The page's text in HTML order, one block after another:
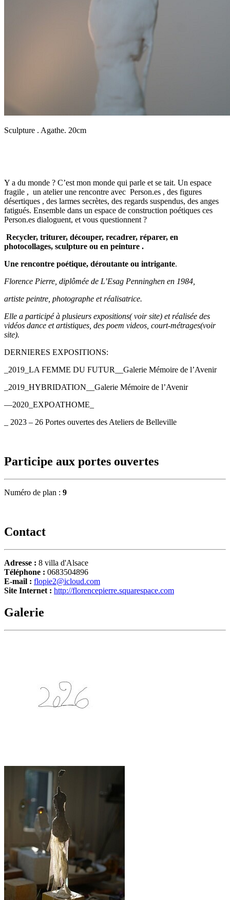
Sculpture . Agathe. 20cm
Y a du monde ? C’est mon monde qui parle et se tait. Un espace
fragile , un atelier une rencontre avec Person.es , des figures
désertiques , des larmes secrètes, des regards suspendus, des anges
fatigués. Ensemble dans un espace de construction poétiques ces
Person.es dialoguent, et vous questionnent ?
Recycler, triturer, découper, recadrer, réparer, en
photocollages, sculpture ou en peinture .
Une rencontre poétique, déroutante ou intrigante.
Florence Pierre, diplômée de L’Esag Penninghen en 1984,
artiste peintre, photographe et réalisatrice.
Elle a participé à plusieurs expositions( voir site) et réalisée des
vidéos dance et artistiques, des poem videos, court-métrages(voir
site).
DERNIERES EXPOSITIONS:
_2019_LA FEMME DU FUTUR__Galerie Mémoire de l’Avenir
_2019_HYBRIDATION__Galerie Mémoire de l’Avenir
—2020_EXPOATHOME_
_ 2023 – 26 Portes ouvertes des Ateliers de Belleville
Participe aux portes ouvertes
Numéro de plan : 9
Contact
Adresse : 8 villa d'Alsace
Téléphone : 0683504896
E-mail : flopie2@icloud.com
Site Internet : http://florencepierre.squarespace.com
Galerie